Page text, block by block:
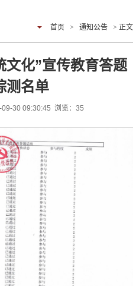
首页 > 通知公告 > 正文
文化”宣传教育答题
测名单
30 09:30:45 浏览： 35